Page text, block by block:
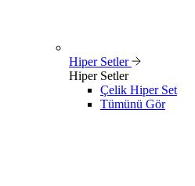
Hiper Setler
Hiper Setler
Çelik Hiper Set
Tümünü Gör